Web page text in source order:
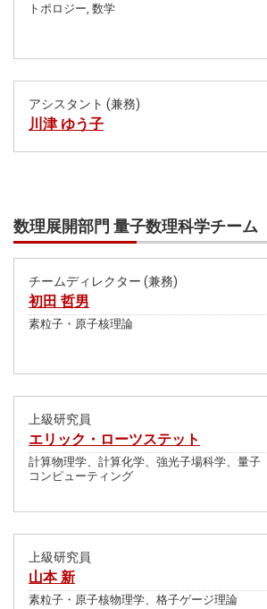
トポロジー, 数学
アシスタント (兼務)
川津 ゆう子
数理展開部門 量子数理科学チーム
チームディレクター (兼務)
初田 哲男
素粒子・原子核理論
上級研究員
エリック・ローツステット
計算物理学、計算化学、強光子場科学、量子
コンピューティング
上級研究員
山本 新
素粒子・原子核物理学、格子ゲージ理論